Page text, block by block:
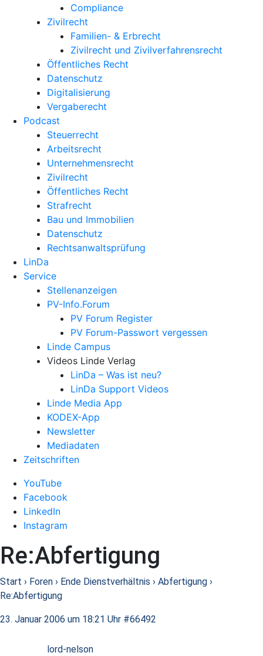
Compliance
Zivilrecht
Familien- & Erbrecht
Zivilrecht und Zivilverfahrensrecht
Öffentliches Recht
Datenschutz
Digitalisierung
Vergaberecht
Podcast
Steuerrecht
Arbeitsrecht
Unternehmens­recht
Zivilrecht
Öffentliches Recht
Strafrecht
Bau und Immobilien
Datenschutz
Rechtsanwalts­prüfung
LinDa
Service
Stellenanzeigen
PV-Info.Forum
PV Forum Register
PV Forum-Passwort vergessen
Linde Campus
Videos Linde Verlag
LinDa – Was ist neu?
LinDa Support Videos
Linde Media App
KODEX-App
Newsletter
Mediadaten
Zeitschriften
YouTube
Facebook
LinkedIn
Instagram
Re:Abfertigung
Start › Foren › Ende Dienstverhältnis › Abfertigung ›
Re:Abfertigung
23. Januar 2006 um 18:21 Uhr #66492
lord-nelson